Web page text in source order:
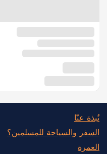
نُبذة عنّا
السفر والسياحة للمسلمين؟
العمرة